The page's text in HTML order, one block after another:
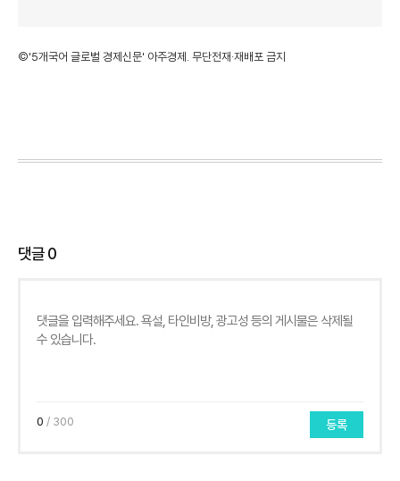
©'5개국어 글로벌 경제신문' 아주경제. 무단전재·재배포 금지
댓글0
0 / 300 등록